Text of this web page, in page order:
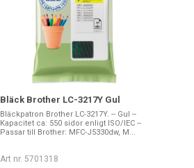
Bläck Brother LC-3217Y Gul
Bläckpatron Brother LC-3217Y. -- Gul --
Kapacitet ca: 550 sidor enligt ISO/IEC --
Passar till Brother: MFC-J5330dw, M...
Art nr. 5701318